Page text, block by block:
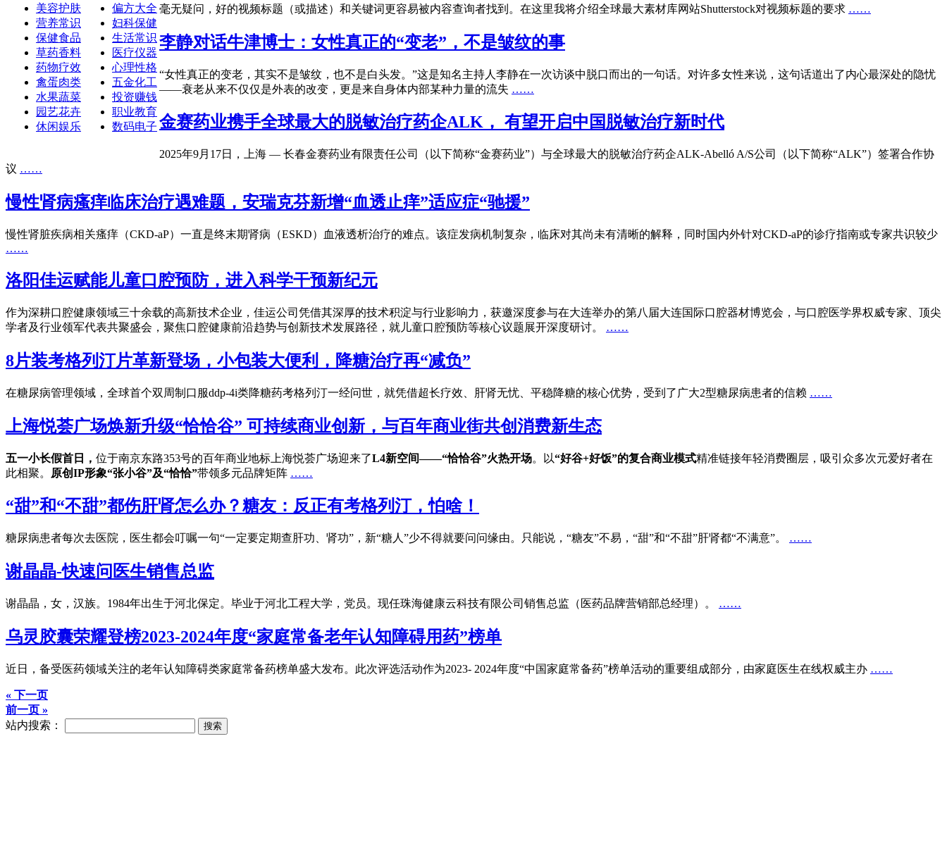
美容护肤
营养常识
保健食品
草药香料
药物疗效
禽蛋肉类
水果蔬菜
园艺花卉
休闲娱乐
偏方大全
妇科保健
生活常识
医疗仪器
心理性格
五金化工
投资赚钱
职业教育
数码电子
毫无疑问，好的视频标题（或描述）和关键词更容易被内容查询者找到。在这里我将介绍全球最大素材库网站Shutterstock对视频标题的要求 ……
李静对话牛津博士：女性真正的“变老”，不是皱纹的事
“女性真正的变老，其实不是皱纹，也不是白头发。”这是知名主持人李静在一次访谈中脱口而出的一句话。对许多女性来说，这句话道出了内心最深处的隐忧
——衰老从来不仅仅是外表的改变，更是来自身体内部某种力量的流失 ……
金赛药业携手全球最大的脱敏治疗药企ALK， 有望开启中国脱敏治疗新时代
2025年9月17日，上海 — 长春金赛药业有限责任公司（以下简称“金赛药业”）与全球最大的脱敏治疗药企ALK-Abelló A/S公司（以下简称“ALK”）签署合作协
议 ……
慢性肾病瘙痒临床治疗遇难题，安瑞克芬新增“血透止痒”适应症“驰援”
慢性肾脏疾病相关瘙痒（CKD-aP）一直是终末期肾病（ESKD）血液透析治疗的难点。该症发病机制复杂，临床对其尚未有清晰的解释，同时国内外针对CKD-aP的诊疗指南或专家共识较少
……
洛阳佳运赋能儿童口腔预防，进入科学干预新纪元
作为深耕口腔健康领域三十余载的高新技术企业，佳运公司凭借其深厚的技术积淀与行业影响力，获邀深度参与在大连举办的第八届大连国际口腔器材博览会，与口腔医学界权威专家、顶尖
学者及行业领军代表共聚盛会，聚焦口腔健康前沿趋势与创新技术发展路径，就儿童口腔预防等核心议题展开深度研讨。 ……
8片装考格列汀片革新登场，小包装大便利，降糖治疗再“减负”
在糖尿病管理领域，全球首个双周制口服ddp-4i类降糖药考格列汀一经问世，就凭借超长疗效、肝肾无忧、平稳降糖的核心优势，受到了广大2型糖尿病患者的信赖 ……
上海悦荟广场焕新升级“恰恰谷” 可持续商业创新，与百年商业街共创消费新生态
五一小长假首日， 位于南京东路353号的百年商业地标上海悦荟广场迎来了L4新空间——“恰恰谷”火热开场。以“好谷+好饭”的复合商业模式精准链接年轻消费圈层，吸引众多次元爱好者在
此相聚。
原创IP形象“张小谷”及“恰恰”带领多元品牌矩阵 ……
“甜”和“不甜”都伤肝肾怎么办？糖友：反正有考格列汀，怕啥！
糖尿病患者每次去医院，医生都会叮嘱一句“一定要定期查肝功、肾功”，新“糖人”少不得就要问问缘由。只能说，“糖友”不易，“甜”和“不甜”肝肾都“不满意”。 ……
谢晶晶-快速问医生销售总监
谢晶晶，女，汉族。1984年出生于河北保定。毕业于河北工程大学，党员。现任珠海健康云科技有限公司销售总监（医药品牌营销部总经理）。 ……
乌灵胶囊荣耀登榜2023-2024年度“家庭常备老年认知障碍用药”榜单
近日，备受医药领域关注的老年认知障碍类家庭常备药榜单盛大发布。此次评选活动作为2023- 2024年度“中国家庭常备药”榜单活动的重要组成部分，由家庭医生在线权威主办 ……
« 下一页
前一页 »
站内搜索：